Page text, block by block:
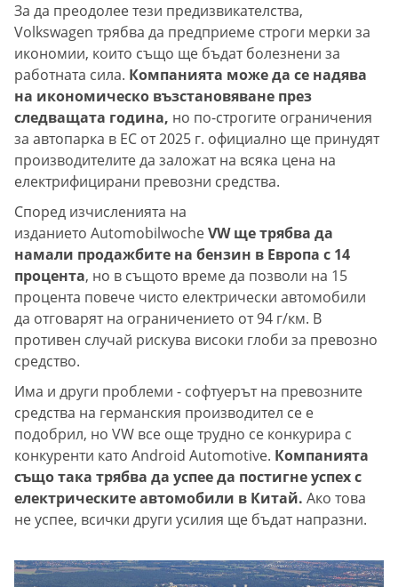
За да преодолее тези предизвикателства,
Volkswagen трябва да предприеме строги мерки за
икономии, които също ще бъдат болезнени за
работната сила. Компанията може да се надява
на икономическо възстановяване през
следващата година, но по-строгите ограничения
за автопарка в ЕС от 2025 г. официално ще принудят
производителите да заложат на всяка цена на
електрифицирани превозни средства.
Според изчисленията на
изданието AutomobilwocheVW ще трябва да
намали продажбите на бензин в Европа с 14
процента, но в същото време да позволи на 15
процента повече чисто електрически автомобили
да отговарят на ограничението от 94 г/км. В
противен случай рискува високи глоби за превозно
средство.
Има и други проблеми - софтуерът на превозните
средства на германския производител се е
подобрил, но VW все още трудно се конкурира с
конкуренти като Android Automotive. Компанията
също така трябва да успее да постигне успех с
електрическите автомобили в Китай. Ако това
не успее, всички други усилия ще бъдат напразни.